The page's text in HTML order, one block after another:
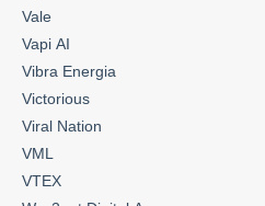
Vale
Vapi AI
Vibra Energia
Victorious
Viral Nation
VML
VTEX